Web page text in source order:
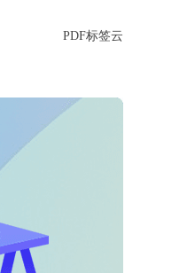
PDF标签云